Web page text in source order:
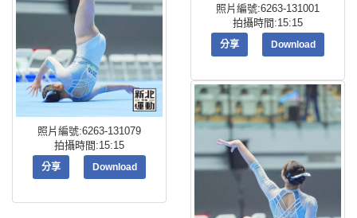
照片編號:6263-131079
拍攝時間:15:15
分享 Download
照片編號:6263-131001
拍攝時間:15:15
分享 Download